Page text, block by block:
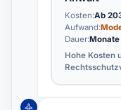
Kosten:Ab
Aufwand:
Dauer:Monate
Hohe Kosten